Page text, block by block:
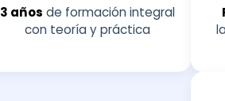
3 años de formación integral
con teoría y práctica